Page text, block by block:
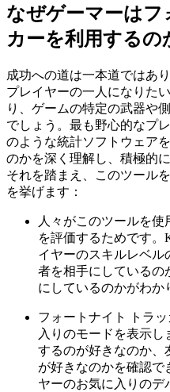
なぜゲーマーはフ
カーを利用するの
成功への道は一本道ではあ
プレイヤーの一人になりた
り、ゲームの特定の武器や
でしょう。最も野心的なプ
のような統計ソフトウェア
のかを深く理解し、積極的
それを踏まえ、このツール
を挙げます：
人々がこのツールを
を評価するためです
イヤーのスキルレベル
者を相手にしているの
にしているのかがわか
フォートナイト トラ
入りのモードを表示し
するのが好きなのか、
が好きなのかを確認で
ヤーのお気に入りのデ